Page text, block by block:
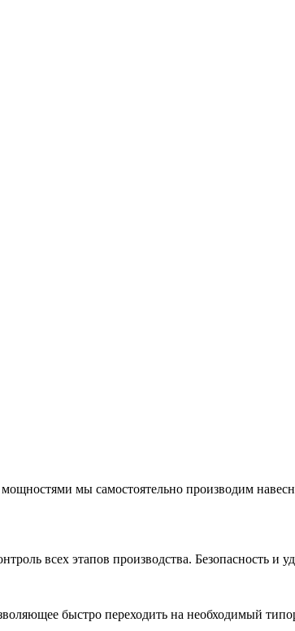
мы самостоятельно производим
всех этапов производства. Безопасность и
быстро переходить на необходимый